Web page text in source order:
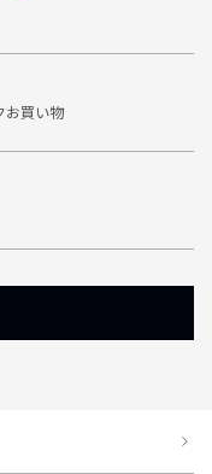
お買い物